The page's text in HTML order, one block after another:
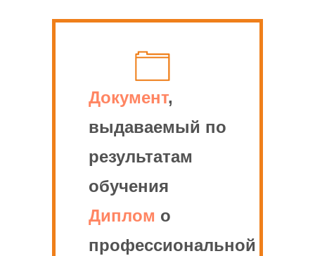
Документ,
выдаваемый по
результатам
обучения
Диплом о
профессиональной